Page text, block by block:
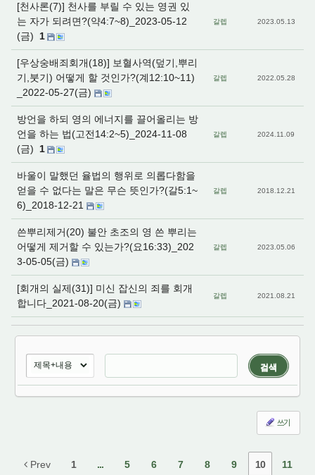
[천사론(7)] 천사를 부릴 수 있는 영권 있
는 자가 되려면?(약4:7~8)_2023-05-12
(금)
1
갈렙 2023.05.13
[우상숭배죄회개(18)] 보혈사역(덮기,뿌리
기,붓기) 어떻게 할 것인가?(계12:10~11)
_2022-05-27(금)
갈렙 2022.05.28
방언을 하되 영의 에너지를 끌어올리는 방
언을 하는 법(고전14:2~5)_2024-11-08
(금)
1
갈렙 2024.11.09
바울이 말했던 율법의 행위로 의롭다함을
얻을 수 없다는 말은 무슨 뜻인가?(갈5:1~
6)_2018-12-21
갈렙 2018.12.21
쓴뿌리제거(20) 불안 초조의 영 쓴 뿌리는
어떻게 제거할 수 있는가?(요16:33)_202
3-05-05(금)
갈렙 2023.05.06
[회개의 실제(31)] 미신 잡신의 죄를 회개
합니다_2021-08-20(금)
갈렙 2021.08.21
검색
쓰기
Prev 1 ... 5 6 7 8 9 10 11